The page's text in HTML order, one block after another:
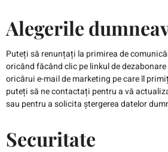
Alegerile
Puteți să renunțați la primirea de
oricând făcând clic pe linkul de
oricărui e-mail de marketing pe care îl
puteți să ne contactați pentru a vă
sau pentru a solicita ștergerea datelor
Securitate